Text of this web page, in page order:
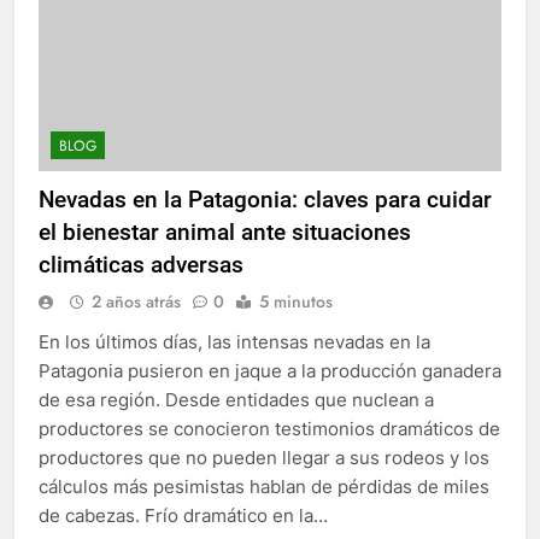
BLOG
Nevadas en la Patagonia: claves para cuidar
el bienestar animal ante situaciones
climáticas adversas
2 años atrás 0 5 minutos
En los últimos días, las intensas nevadas en la
Patagonia pusieron en jaque a la producción ganadera
de esa región. Desde entidades que nuclean a
productores se conocieron testimonios dramáticos de
productores que no pueden llegar a sus rodeos y los
cálculos más pesimistas hablan de pérdidas de miles
de cabezas. Frío dramático en la…